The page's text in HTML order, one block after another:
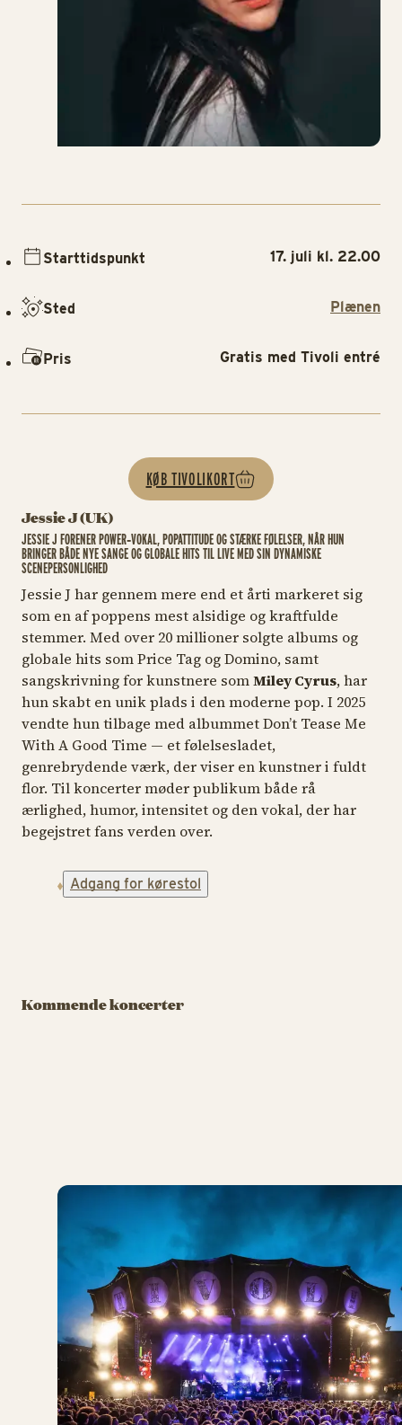
Jessie J (UK)
JESSIE J FORENER POWER‑VOKAL, POPATTITUDE OG STÆRKE FØLELSER, NÅR HUN
BRINGER BÅDE NYE SANGE OG GLOBALE HITS TIL LIVE MED SIN DYNAMISKE
SCENEPERSONLIGHED
Jessie J har gennem mere end et årti markeret sig
som en af poppens mest alsidige og kraftfulde
stemmer. Med over 20 millioner solgte albums og
globale hits somPrice Tag og Domino, samt
sangskrivning for kunstnere somMiley Cyrus, har
hun skabt en unik plads i den moderne pop. I 2025
vendte hun tilbage med albummetDon’t Tease Me
With A Good Time — et følelsesladet,
genrebrydende værk, der viser en kunstner i fuldt
flor. Til koncerter møder publikum både rå
ærlighed, humor, intensitet og den vokal, der har
begejstret fans verden over.
Adgang for kørestol
Starttidspunkt 17. juli kl. 22.00
Sted Plænen
Pris Gratis med Tivoli entré
KØB TIVOLIKORT
Kommende koncerter
7. august kl. 19.00